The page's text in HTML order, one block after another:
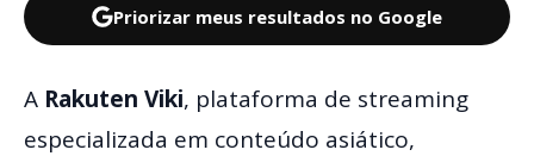
Priorizar meus resultados no Google
A Rakuten Viki, plataforma de streaming
especializada em conteúdo asiático,